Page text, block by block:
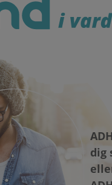
dig